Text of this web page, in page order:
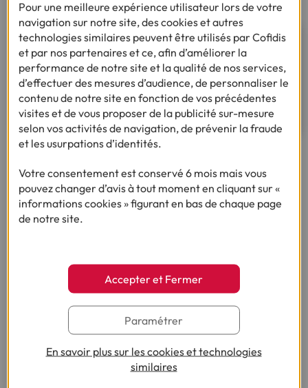
Besoin d'un financement pour
réaliser votre projet ?
Je simule mon crédit renouvelable
Ça pourrait vous intéresser
Vous nous avez posé la question, on vous
Besoin d'en savoir plus sur le crédit ?
Pour une meilleure expérience utilisateur lors de votre
navigation sur notre site, des cookies et autres
technologies similaires peuvent être utilisés par Cofidis
et par nos partenaires et ce, afin d’améliorer la
performance de notre site et la qualité de nos services,
d’effectuer des mesures d’audience, de personnaliser le
contenu de notre site en fonction de vos précédentes
visites et de vous proposer de la publicité sur-mesure
selon vos activités de navigation, de prévenir la fraude
et les usurpations d’identités.
Votre consentement est conservé 6 mois mais vous
pouvez changer d’avis à tout moment en cliquant sur «
informations cookies » figurant en bas de chaque page
de notre site.
Accepter et Fermer
Paramétrer
En savoir plus sur les cookies et technologies
similaires